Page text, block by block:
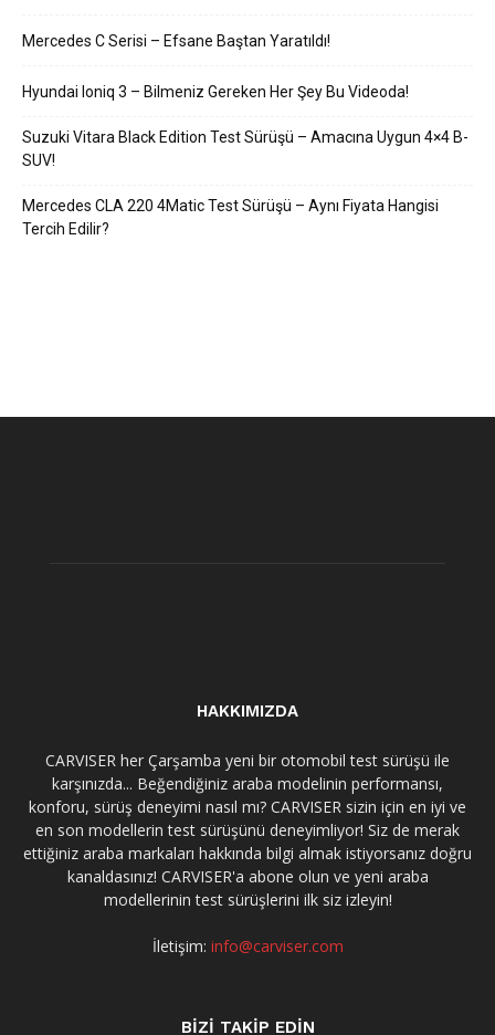
Mercedes C Serisi – Efsane Baştan Yaratıldı!
Hyundai Ioniq 3 – Bilmeniz Gereken Her Şey Bu Videoda!
Suzuki Vitara Black Edition Test Sürüşü – Amacına Uygun 4×4 B-
SUV!
Mercedes CLA 220 4Matic Test Sürüşü – Aynı Fiyata Hangisi
Tercih Edilir?
HAKKIMIZDA
CARVISER her Çarşamba yeni bir otomobil test sürüşü ile
karşınızda... Beğendiğiniz araba modelinin performansı,
konforu, sürüş deneyimi nasıl mı? CARVISER sizin için en iyi ve
en son modellerin test sürüşünü deneyimliyor! Siz de merak
ettiğiniz araba markaları hakkında bilgi almak istiyorsanız doğru
kanaldasınız! CARVISER'a abone olun ve yeni araba
modellerinin test sürüşlerini ilk siz izleyin!
İletişim: info@carviser.com
BİZİ TAKİP EDİN